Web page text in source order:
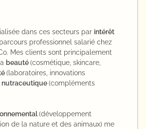
dans ces secteurs par intérêt
professionnel salarié chez
Mes clients sont principalement
beauté(cosmétique, skincare,
(laboratoires, innovations
nutraceutique(compléments
(développement
de la nature et des animaux) me